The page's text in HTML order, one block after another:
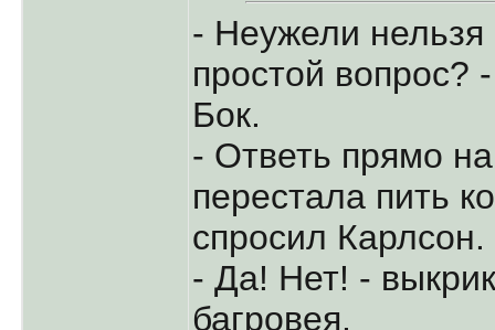
- Неужели нельзя
простой вопрос?
Бок.
- Ответь прямо
перестала пить
спросил Карлсон.
- Да! Нет! -
багровея.